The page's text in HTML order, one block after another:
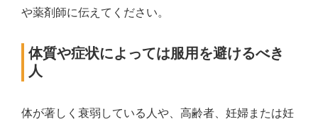
や薬剤師に伝えてください。
体質や症状によっては服用を避けるべき
人
体が著しく衰弱している人や、高齢者、妊婦または妊